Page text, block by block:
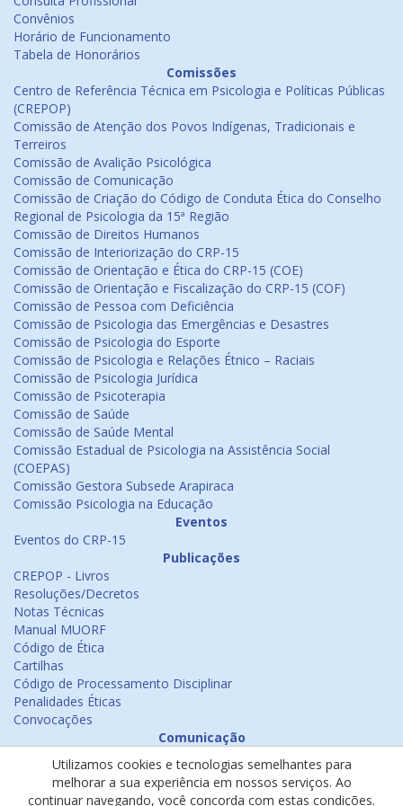
Convênios
Horário de Funcionamento
Tabela de Honorários
Comissões
Centro de Referência Técnica em Psicologia e Políticas Públicas
(CREPOP)
Comissão de Atenção dos Povos Indígenas, Tradicionais e
Terreiros
Comissão de Avalição Psicológica
Comissão de Comunicação
Comissão de Criação do Código de Conduta Ética do Conselho
Regional de Psicologia da 15ª Região
Comissão de Direitos Humanos
Comissão de Interiorização do CRP-15
Comissão de Orientação e Ética do CRP-15 (COE)
Comissão de Orientação e Fiscalização do CRP-15 (COF)
Comissão de Pessoa com Deficiência
Comissão de Psicologia das Emergências e Desastres
Comissão de Psicologia do Esporte
Comissão de Psicologia e Relações Étnico – Raciais
Comissão de Psicologia Jurídica
Comissão de Psicoterapia
Comissão de Saúde
Comissão de Saúde Mental
Comissão Estadual de Psicologia na Assistência Social
(COEPAS)
Comissão Gestora Subsede Arapiraca
Comissão Psicologia na Educação
Eventos
Eventos do CRP-15
Publicações
CREPOP - Livros
Resoluções/Decretos
Notas Técnicas
Manual MUORF
Código de Ética
Cartilhas
Código de Processamento Disciplinar
Penalidades Éticas
Convocações
Comunicação
Emissão de Certificados
Psicologia na Mídia
Utilizamos cookies e tecnologias semelhantes para
melhorar a sua experiência em nossos serviços. Ao
continuar navegando, você concorda com estas condições.